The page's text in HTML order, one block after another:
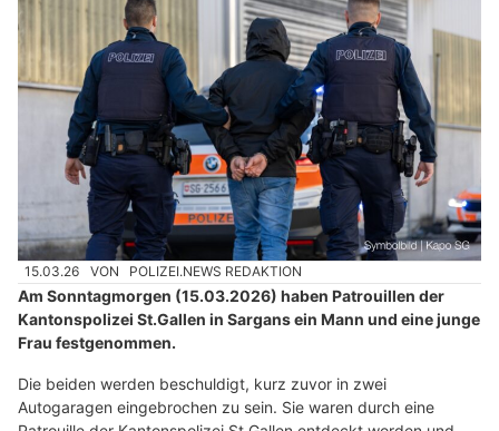
15.03.26 VON POLIZEI.NEWS REDAKTION
Am Sonntagmorgen (15.03.2026) haben Patrouillen der
Kantonspolizei St.Gallen in Sargans ein Mann und eine junge
Frau festgenommen.
Die beiden werden beschuldigt, kurz zuvor in zwei
Autogaragen eingebrochen zu sein. Sie waren durch eine